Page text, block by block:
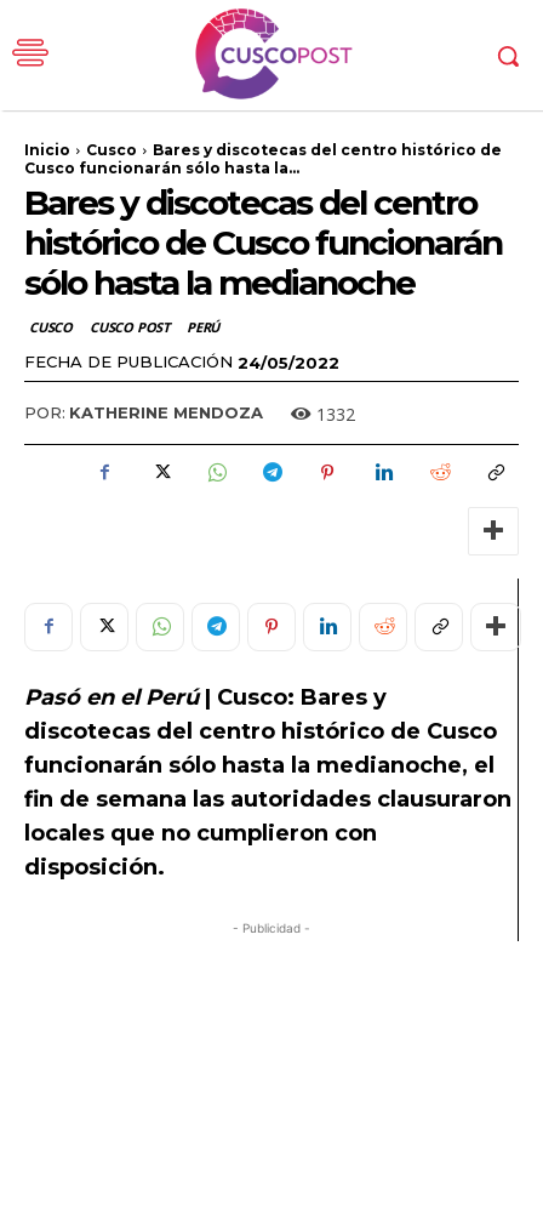
Inicio Cusco
Bares y discotecas del centro histórico de
Cusco funcionarán sólo hasta la...
Bares y discotecas del centro
histórico de Cusco funcionarán
sólo hasta la medianoche
CUSCO CUSCO POST PERÚ
FECHA DE PUBLICACIÓN 24/05/2022
POR: KATHERINE MENDOZA 1332
Pasó en el Perú| Cusco: Bares y
discotecas del centro histórico de Cusco
funcionarán sólo hasta la medianoche, el
fin de semana las autoridades clausuraron
locales que no cumplieron con
disposición.
- Publicidad -